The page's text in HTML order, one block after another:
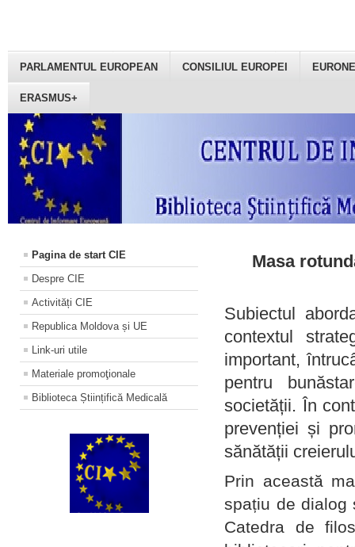
PARLAMENTUL EUROPEAN CONSILIUL EUROPEI
ERASMUS+
Pagina de start CIE
Despre CIE
Activități CIE
Republica Moldova și UE
Link-uri utile
Materiale promoţionale
Biblioteca Științifică Medicală
Masa
Subiectul
contextul
important,
pentru
societății. În
prevenției și
sănătății
Prin această
spațiu de dialog
Catedra de